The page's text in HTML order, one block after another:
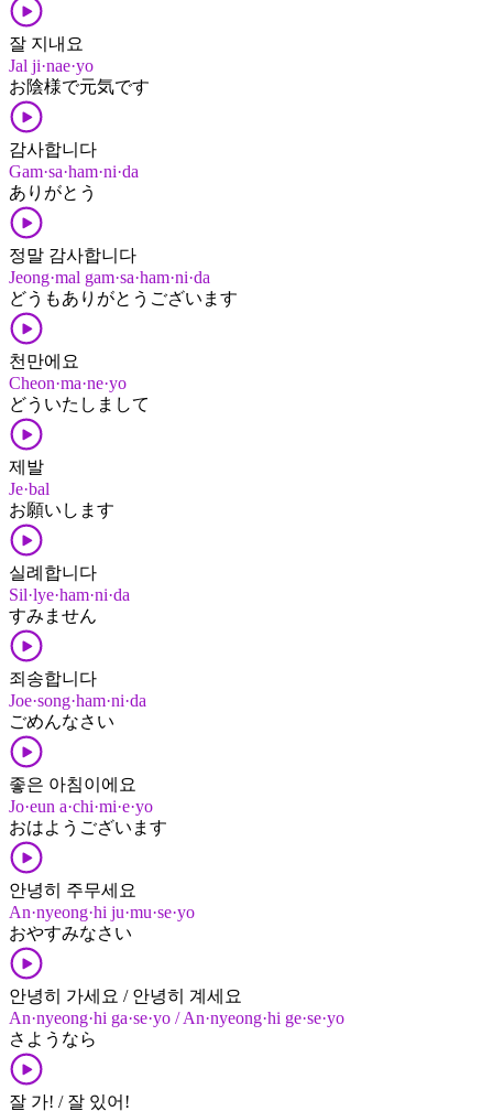
잘 지내요
Jal ji·nae·yo
お陰様​で​元気​です
감사합니다
Gam·sa·ham·ni·da
ありがとう
정말 감사합니다
Jeong·mal gam·sa·ham·ni·da
どうも​ありがとう​ございます
천만에요
Cheon·ma·ne·yo
どう​いたしまして
제발
Je·bal
お願いします
실례합니다
Sil·lye·ham·ni·da
すみません
죄송합니다
Joe·song·ham·ni·da
ごめんなさい
좋은 아침이에요
Jo·eun a·chi·mi·e·yo
おはよう​ございます
안녕히 주무세요
An·nyeong·hi ju·mu·se·yo
おやすみ​なさい
안녕히 가세요 / 안녕히 계세요
An·nyeong·hi ga·se·yo / An·nyeong·hi ge·se·yo
さようなら
잘 가! / 잘 있어!